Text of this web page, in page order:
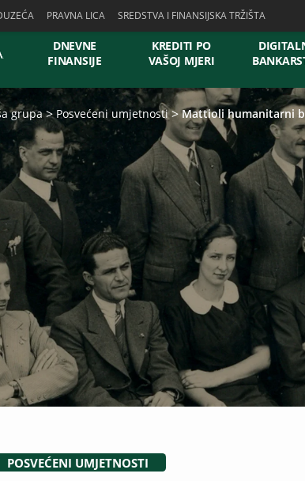
PRAVNA LICA SREDSTVA I FINANSIJSKA TRŽIŠTA
DNEVNE
FINANSIJE
KREDITI PO
VAŠOJ MJERI
grupa Posvećeni umjetnosti Mattioli humanitarni
POSVEĆENI UMJETNOSTI